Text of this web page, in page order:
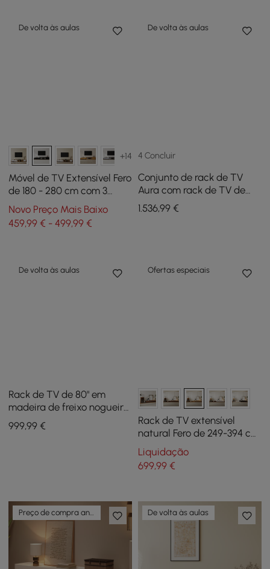
De volta às aulas
+14
Móvel de TV Extensível Fero
de 180 - 280 cm com 3
Gavetas
Novo Preço Mais Baixo
459,99 € - 499,99 €
De volta às aulas
4 Concluir
Conjunto de rack de TV
Aura com rack de TV de
ripas de madeira de freixo
e mesa de centro com
1.536,99€
De volta às aulas
Rack de TV de 80" em
madeira de freixo nogueira
com tampo de pedra
sinterizada, gavetas e LED
999,99 €
Ofertas especiais
Rack de TV extensível
natural Fero de 249-394 cm
com estante e luz LED
Liquidação
699,99€
Preço de compra antecipada De volta às aulas